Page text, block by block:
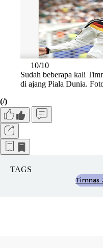
10/10
Sudah beberapa kali
di ajang Piala Dunia.
(/)
TAGS
Timnas